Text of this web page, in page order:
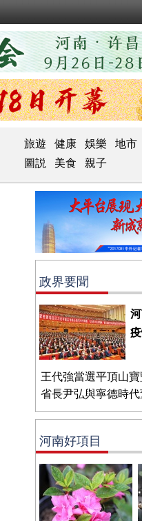
旅遊 健康 娛樂
地市
圖説 美食 親子
政界要聞
王代強當選平頂山
省長尹弘與寧德時
河南好項目